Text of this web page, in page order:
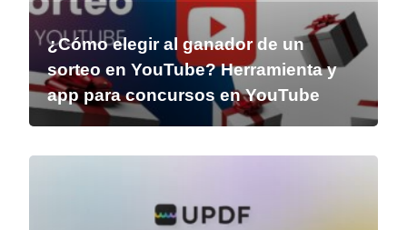
¿Cómo elegir al ganador de un
sorteo en YouTube? Herramienta y
app para concursos en YouTube